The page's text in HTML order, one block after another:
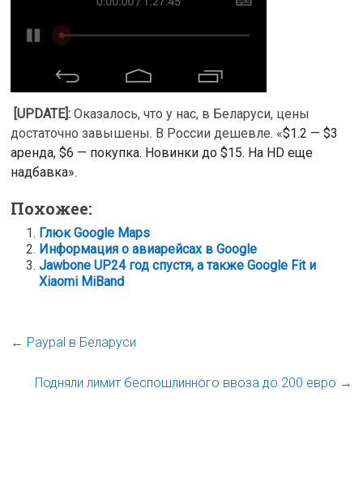
[UPDATE]: Оказалось, что у нас, в Беларуси, цены
достаточно завышены. В России дешевле. «$1.2 — $3
аренда, $6 — покупка. Новинки до $15. На HD еще
надбавка».
Похожее:
Глюк Google Maps
Информация о авиарейсах в Google
Jawbone UP24 год спустя, а также Google Fit и
Xiaomi MiBand
← Paypal в Беларуси
Подняли лимит беспошлинного ввоза до 200 евро →